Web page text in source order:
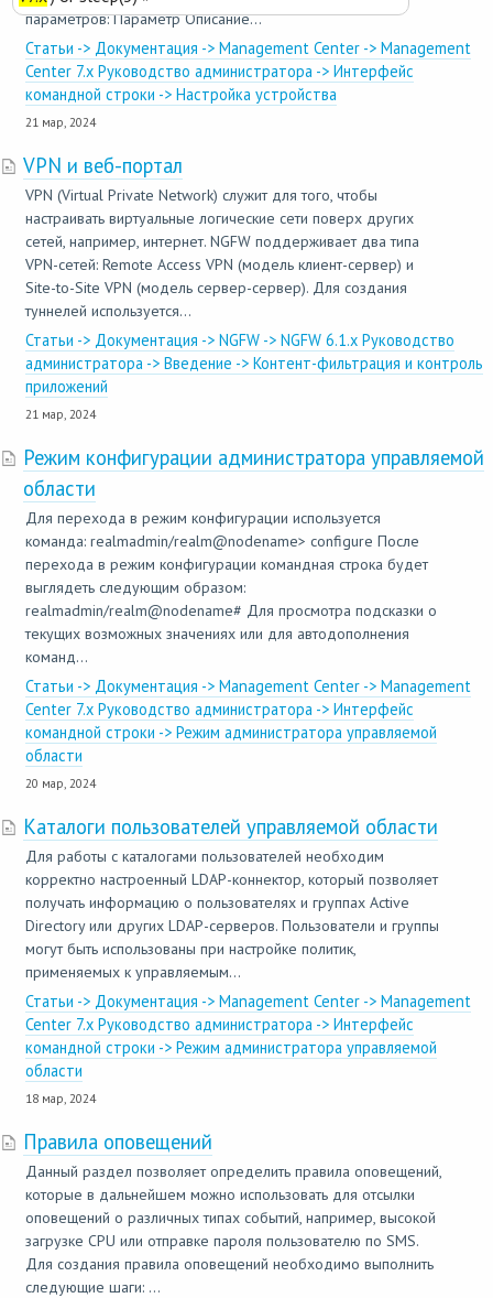
параметров: Параметр Описание...
Статьи -> Документация -> Management Center -> Management
Center 7.x Руководство администратора -> Интерфейс
командной строки -> Настройка устройства
21 мар, 2024
VPN и веб-портал
VPN (Virtual Private Network) служит для того, чтобы
настраивать виртуальные логические сети поверх других
сетей, например, интернет. NGFW поддерживает два типа
VPN-сетей: Remote Access VPN (модель клиент-сервер) и
Site-to-Site VPN (модель сервер-сервер). Для создания
туннелей используется...
Статьи -> Документация -> NGFW -> NGFW 6.1.x Руководство
администратора -> Введение -> Контент-фильтрация и контроль
приложений
21 мар, 2024
Режим конфигурации администратора управляемой
области
Для перехода в режим конфигурации используется
команда: realmadmin/realm@nodename> configure После
перехода в режим конфигурации командная строка будет
выглядеть следующим образом:
realmadmin/realm@nodename# Для просмотра подсказки о
текущих возможных значениях или для автодополнения
команд...
Статьи -> Документация -> Management Center -> Management
Center 7.x Руководство администратора -> Интерфейс
командной строки -> Режим администратора управляемой
области
20 мар, 2024
Каталоги пользователей управляемой области
Для работы с каталогами пользователей необходим
корректно настроенный LDAP-коннектор, который позволяет
получать информацию о пользователях и группах Active
Directory или других LDAP-серверов. Пользователи и группы
могут быть использованы при настройке политик,
применяемых к управляемым...
Статьи -> Документация -> Management Center -> Management
Center 7.x Руководство администратора -> Интерфейс
командной строки -> Режим администратора управляемой
области
18 мар, 2024
Правила оповещений
Данный раздел позволяет определить правила оповещений,
которые в дальнейшем можно использовать для отсылки
оповещений о различных типах событий, например, высокой
загрузке CPU или отправке пароля пользователю по SMS.
Для создания правила оповещений необходимо выполнить
следующие шаги: ...